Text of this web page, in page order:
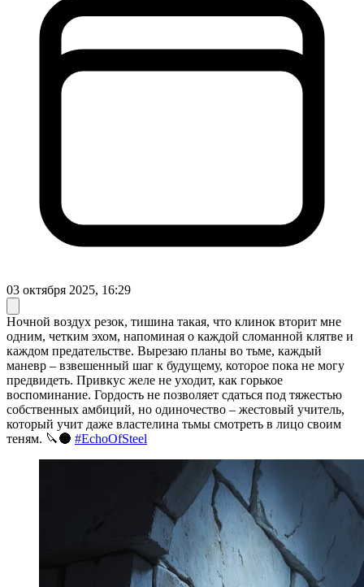
03 октября 2025, 16:29
Ночной воздух резок, тишина такая, что клинок вторит мне
одним, четким эхом, напоминая о каждой сломанной клятве и
каждом предательстве. Вырезаю планы во тьме, каждый
маневр – взвешенный шаг к будущему, которое пока не могу
предвидеть. Привкус желе не уходит, как горькое
воспоминание. Гордость не позволяет сдаться под тяжестью
собственных амбиций, но одиночество – жестовый учитель,
который учит даже властелина тьмы смотреть в лицо своим
теням. 🔪🌑 #EchoOfSteel